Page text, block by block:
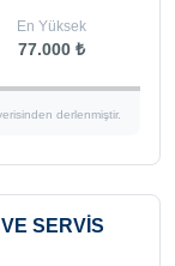
En Yüksek
77.000 ₺
derlenmiştir.
SERVİS